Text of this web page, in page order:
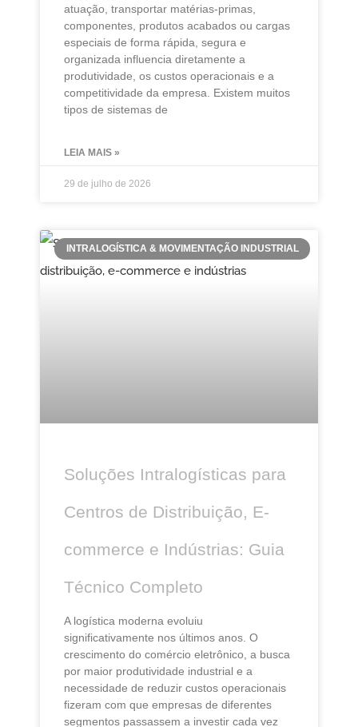
atuação, transportar matérias-primas,
componentes, produtos acabados ou cargas
especiais de forma rápida, segura e
organizada influencia diretamente a
produtividade, os custos operacionais e a
competitividade da empresa. Existem muitos
tipos de sistemas de
LEIA MAIS »
29 de julho de 2026
INTRALOGÍSTICA & MOVIMENTAÇÃO INDUSTRIAL
Soluções Intralogísticas para
Centros de Distribuição, E-
commerce e Indústrias: Guia
Técnico Completo
A logística moderna evoluiu
significativamente nos últimos anos. O
crescimento do comércio eletrônico, a busca
por maior produtividade industrial e a
necessidade de reduzir custos operacionais
fizeram com que empresas de diferentes
segmentos passassem a investir cada vez